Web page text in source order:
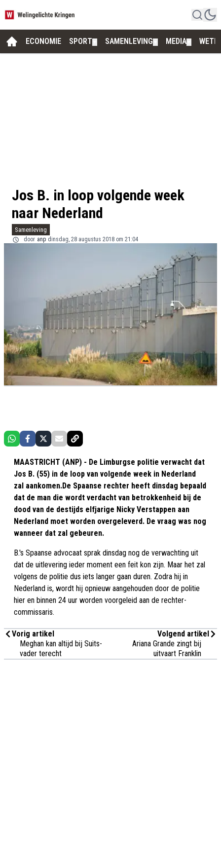
ECONOMIE SPORT SAMENLEVING MEDIA
Jos B. in loop volgende week
naar Nederland
Samenleving
door anp dinsdag, 28 augustus 2018 om 21:04
MAASTRICHT (ANP) - De Limburgse politie verwacht dat
Jos B. (55) in de loop van volgende week in Nederland
zal aankomen.De Spaanse rechter heeft dinsdag bepaald
dat de man die wordt verdacht van betrokkenheid bij de
dood van de destijds elfjarige Nicky Verstappen aan
Nederland moet worden overgeleverd. De vraag was nog
wanneer dat zal gebeuren.
B.'s Spaanse advocaat sprak dinsdag nog de verwachting uit
dat de uitlevering ieder moment een feit kon zijn. Maar het zal
volgens de politie dus iets langer gaan duren. Zodra hij in
Nederland is, wordt hij opnieuw aangehouden door de politie
hier en binnen 24 uur worden voorgeleid aan de rechter-
commissaris.
Vorig artikel
Meghan kan altijd bij Suits-
vader terecht
Volgend artikel
Ariana Grande zingt bij
uitvaart Franklin